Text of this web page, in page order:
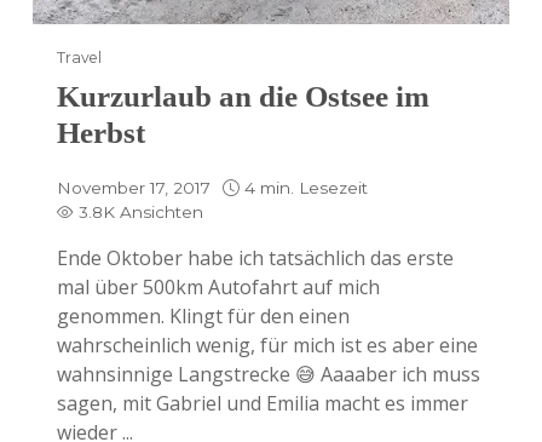
Travel
Kurzurlaub an die Ostsee im
Herbst
November 17, 2017
4 min. Lesezeit
3.8K Ansichten
Ende Oktober habe ich tatsächlich das erste
mal über 500km Autofahrt auf mich
genommen. Klingt für den einen
wahrscheinlich wenig, für mich ist es aber eine
wahnsinnige Langstrecke 😅 Aaaaber ich muss
sagen, mit Gabriel und Emilia macht es immer
wieder ...